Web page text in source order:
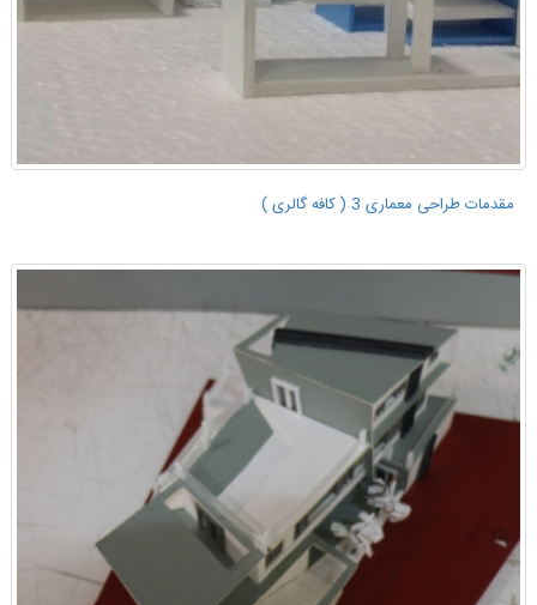
مقدمات طراحی معماری 3 ( کافه گالری )